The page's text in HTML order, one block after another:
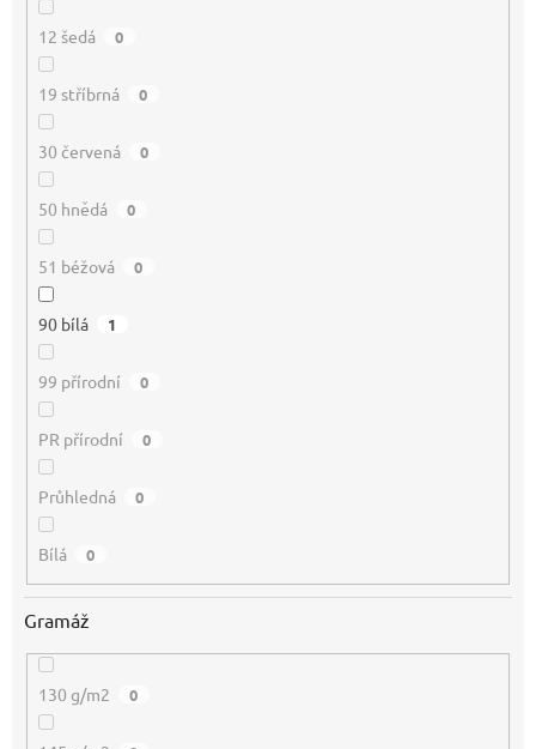
12 šedá 0
19 stříbrná 0
30 červená 0
50 hnědá 0
51 béžová 0
90 bílá 1
99 přírodní 0
PR přírodní 0
Průhledná 0
Bílá 0
Gramáž
130 g/m2 0